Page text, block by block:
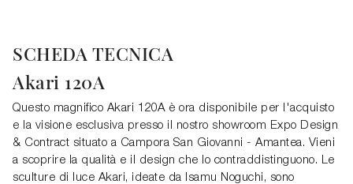
SCHEDA TECNICA
Akari 120A
Questo magnifico Akari 120A è ora disponibile per l'acquisto
e la visione esclusiva presso il nostro showroom Expo Design
& Contract situato a Campora San Giovanni - Amantea. Vieni
a scoprire la qualità e il design che lo contraddistinguono. Le
sculture di luce Akari, ideate da Isamu Noguchi, sono